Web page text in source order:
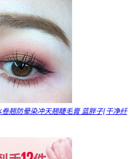
翘防晕染冲天翘睫毛膏 蓝胖子[干净纤